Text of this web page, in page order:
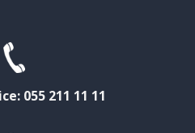
055 211 11 11